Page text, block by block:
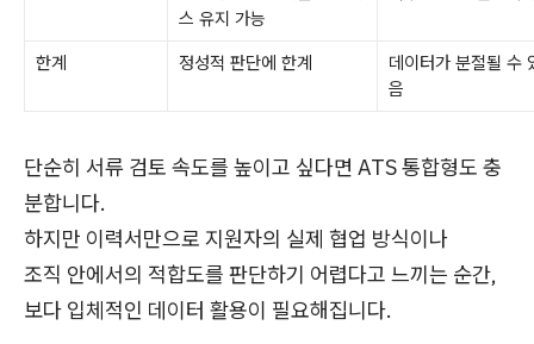
스 유지 가능
한계 정성적 판단에 한계
데이터가 분절될 수
음
단순히 서류 검토 속도를 높이고 싶다면 ATS 통합형도 충
분합니다.
하지만 이력서만으로 지원자의 실제 협업 방식이나
조직 안에서의 적합도를 판단하기 어렵다고 느끼는 순간,
보다 입체적인 데이터 활용이 필요해집니다.